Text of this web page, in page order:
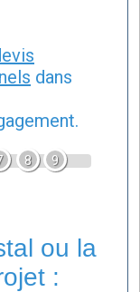
dans
8 9
ou la
: